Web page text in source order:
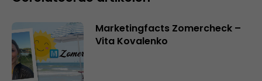
Marketingfacts Zomercheck –
Vita Kovalenko